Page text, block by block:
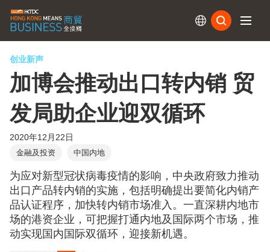
创业新声
加博会推动出口转内销 贸
发局助企业迎双循环
2020年12月22日
金融及投资 中国内地
为应对新型冠状病毒疫情的影响，中央政府致力推动
出口产品转内销的实施，包括明确提出要简化内销产
品认证程序，加快转内销市场准入。一直深耕内地市
场的港资企业，可把握打通内地及国际两个市场，推
动实现国内国际双循环，迎接新机遇。